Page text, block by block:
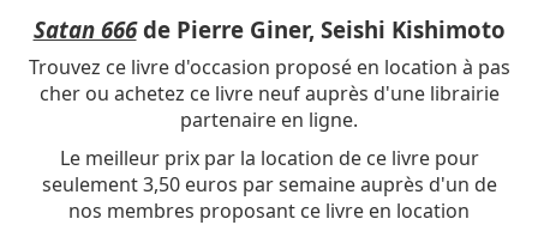
Satan 666de Pierre Giner, Seishi Kishimoto
Trouvez ce livre d'occasion proposé en location à pas
cher ou achetez ce livre neuf auprès d'une librairie
partenaire en ligne.
Le meilleur prix par la location de ce livre pour
seulement 3,50 euros par semaine auprès d'un de
nos membres proposant ce livre en location